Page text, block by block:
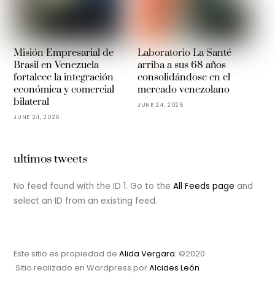
Misión Empresarial de
Brasil en Venezuela
fortalece la integración
económica y comercial
bilateral
JUNE 24, 2026
Laboratorio La Santé
arriba a sus 68 años
consolidándose en el
mercado venezolano
JUNE 24, 2026
ultimos tweets
No feed found with the ID 1. Go to theAll Feeds page and
select an ID from an existing feed.
Este sitio es propiedad deAlida Vergara. ©2020
Sitio realizado en Wordpress porAlcides León